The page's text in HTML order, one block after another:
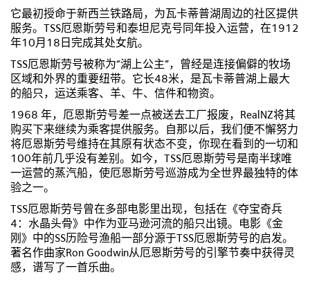
它最初授命于新西兰铁路局，为瓦卡蒂普湖周边的社区提供
服务。TSS厄恩斯劳号和泰坦尼克号同年投入运营，在1912
年10月18日完成其处女航。
TSS厄恩斯劳号被称为“湖上公主”，曾经是连接偏僻的牧场
区域和外界的重要纽带。它长48米，是瓦卡蒂普湖上最大
的船只，运送乘客、羊、牛、信件和物资。
1968 年，厄恩斯劳号差一点被送去工厂报废，RealNZ将其
购买下来继续为乘客提供服务。自那以后，我们便不懈努力
将厄恩斯劳号维持在其原有状态不变，你现在看到的一切和
100年前几乎没有差别。如今，TSS厄恩斯劳号是南半球唯
一运营的蒸汽船，使厄恩斯劳号巡游成为全世界最独特的体
验之一。
TSS厄恩斯劳号曾在多部电影里出现，包括在《夺宝奇兵
4：水晶头骨》中作为亚马逊河流的船只出镜。电影《金
刚》中的SS历险号渔船一部分源于TSS厄恩斯劳号的启发。
著名作曲家Ron Goodwin从厄恩斯劳号的引擎节奏中获得灵
感，谱写了一首乐曲。